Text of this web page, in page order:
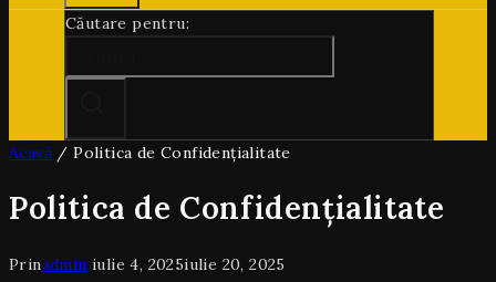
Căutare pentru:
Acasă / Politica de Confidențialitate
Politica de Confidențialitate
Prinadmin iulie 4, 2025iulie 20, 2025